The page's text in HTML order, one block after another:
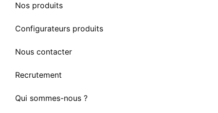
Nos produits
Configurateurs produits
Nous contacter
Recrutement
Qui sommes-nous ?